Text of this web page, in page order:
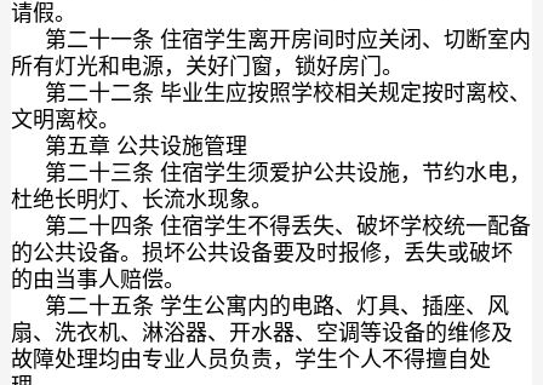
请假。
第二十一条 住宿学生离开房间时应关闭、切断室内
所有灯光和电源，关好门窗，锁好房门。
第二十二条 毕业生应按照学校相关规定按时离校、
文明离校。
第五章 公共设施管理
第二十三条 住宿学生须爱护公共设施，节约水电，
杜绝长明灯、长流水现象。
第二十四条 住宿学生不得丢失、破坏学校统一配备
的公共设备。损坏公共设备要及时报修，丢失或破坏
的由当事人赔偿。
第二十五条 学生公寓内的电路、灯具、插座、风
扇、洗衣机、淋浴器、开水器、空调等设备的维修及
故障处理均由专业人员负责，学生个人不得擅自处